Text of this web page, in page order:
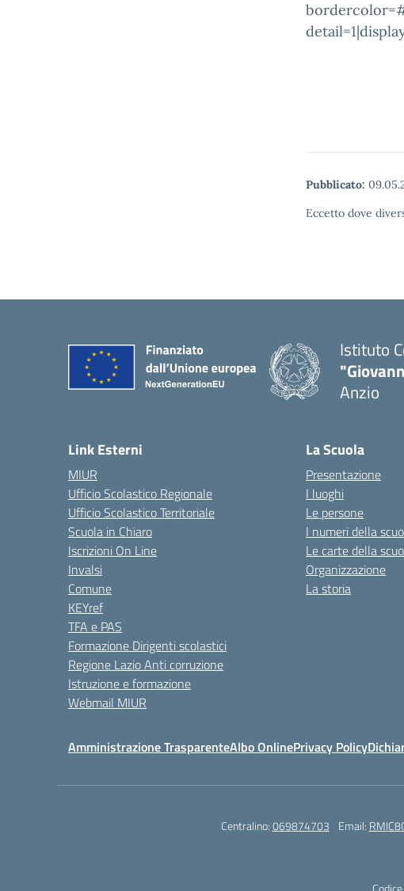
Pubblicato:
Eccetto dove
Istituto
Anzio
Link Esterni
MIUR
Ufficio Scolastico Regionale
Ufficio Scolastico Territoriale
Scuola in Chiaro
Iscrizioni On Line
Invalsi
Comune
KEYref
TFA e PAS
Formazione Dirigenti scolastici
Regione Lazio Anti corruzione
Istruzione e formazione
Webmail MIUR
La Scuola
Presentazione
I luoghi
Le persone
I numeri della
Le carte della
Organizzazione
La storia
Amministrazione TrasparenteAlbo OnlinePrivacy Policy
Centralino:069874703 Email: